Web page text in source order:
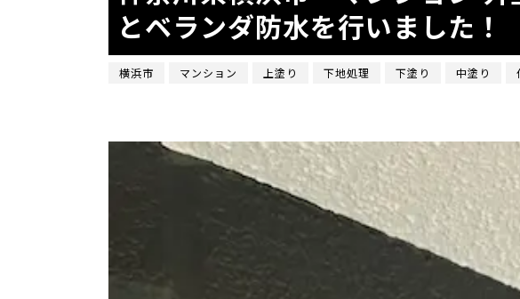
とベランダ防水を行いました！
横浜市 マンション 上塗り 下地処理 下塗り 中塗り